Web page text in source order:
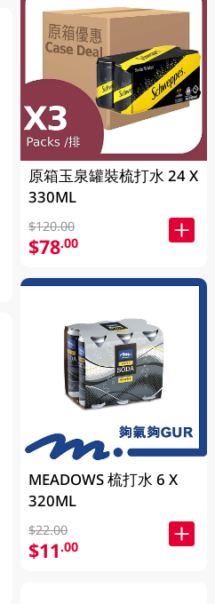
原箱玉泉罐裝梳打水 24 X
330ML
$120.00
$78.00
MEADOWS 梳打水 6 X
320ML
$22.00
$11.00